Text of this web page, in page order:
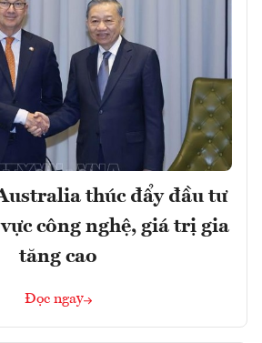
thúc đẩy đầu tư
công nghệ, giá trị gia
tăng cao
Đọc ngay